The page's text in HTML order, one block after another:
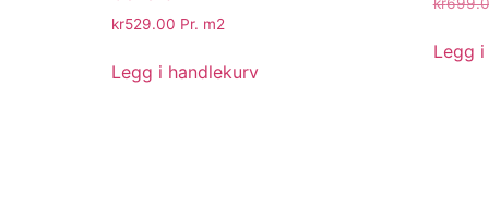
kr529.00 Pr. m2
Legg i handlekurv
Legg